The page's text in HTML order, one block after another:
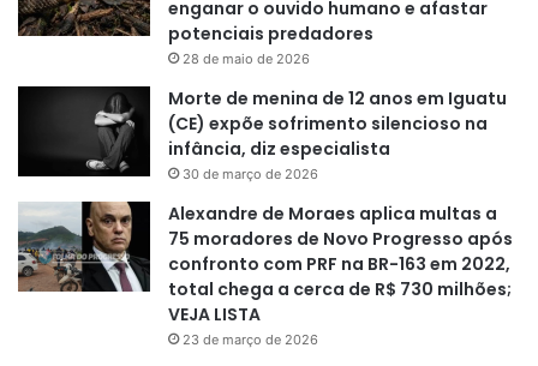
enganar o ouvido humano e afastar
potenciais predadores
28 de maio de 2026
Morte de menina de 12 anos em Iguatu
(CE) expõe sofrimento silencioso na
infância, diz especialista
30 de março de 2026
Alexandre de Moraes aplica multas a
75 moradores de Novo Progresso após
confronto com PRF na BR-163 em 2022,
total chega a cerca de R$ 730 milhões;
VEJA LISTA
23 de março de 2026